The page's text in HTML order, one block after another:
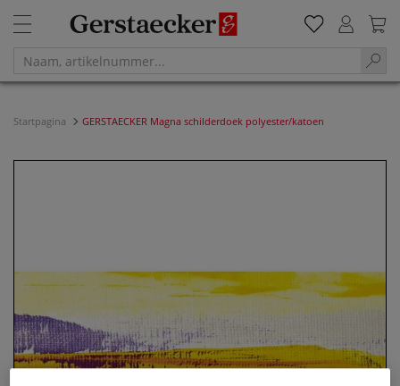
Startpagina GERSTAECKER Magna schilderdoek polyester/katoen